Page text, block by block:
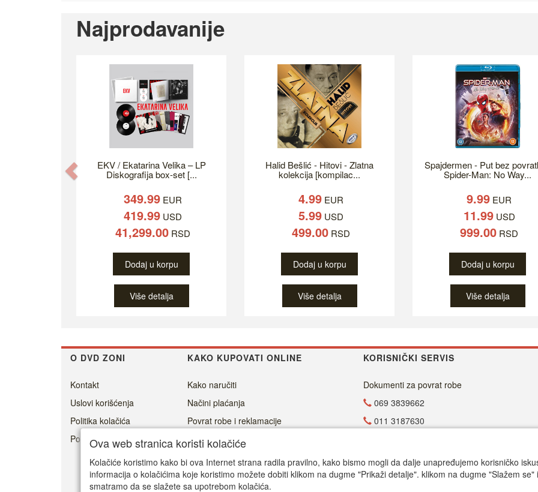
Najprodavanije
EKV / Ekatarina Velika – LP
Diskografija box-set [...
349.99 EUR
419.99 USD
41,299.00 RSD
Dodaj u korpu
Više detalja
Halid Bešlić - Hitovi - Zlatna
kolekcija [kompilac...
4.99 EUR
5.99 USD
499.00 RSD
Dodaj u korpu
Više detalja
Spajdermen - Put bez
Spider-Man: No Way...
9.99 EUR
11.99USD
999.00 RSD
Dodaj u korpu
Više detalja
Previous
O DVD ZONI KAKO KUPOVATI ONLINE KORISNIČKI SERVIS
Kontakt
Uslovi korišćenja
Politika kolačića
Politika privatnosti
Kako naručiti
Načini plaćanja
Povrat robe i reklamacije
Cenovnik dostave
Isporuka
Dokumenti za povrat robe
069 3839662
011 3187630
office@dvdzona.co.rs
Radno vreme
Ova web stranica koristi kolačiće
Kolačiće koristimo kako bi ova Internet strana radila pravilno, kako bismo mogli da dalje unapređujemo korisničko
informacija o kolačićima koje koristimo možete dobiti klikom na dugme "Prikaži detalje". klikom na dugme "Slažem
smatramo da se slažete sa upotrebom kolačića.